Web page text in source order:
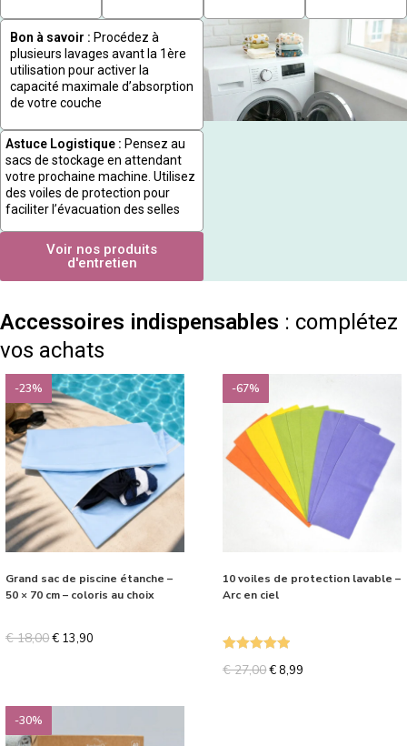
Bon à savoir : Procédez à
plusieurs lavages avant la 1ère
utilisation pour activer la
capacité maximale d’absorption
de votre couche
Astuce Logistique : Pensez au
sacs de stockage en attendant
votre prochaine machine. Utilisez
des voiles de protection pour
faciliter l’évacuation des selles
Voir nos produits
d'entretien
Accessoires indispensables : complétez
vos achats
-23%
Grand sac de piscine étanche –
50 × 70 cm – coloris au choix
€18,00€ 13,90
-67%
10 voiles de protection lavable –
Arc en ciel
€27,00€ 8,99
-30%